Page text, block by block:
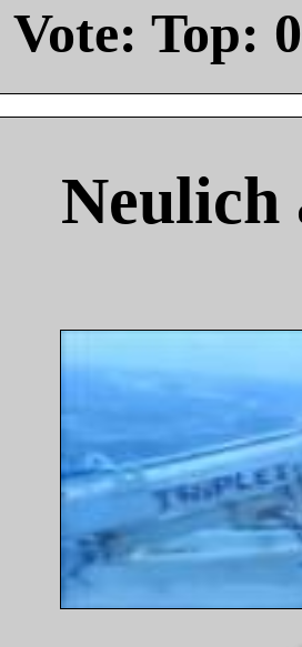
Vote: Top: 0
Neulich